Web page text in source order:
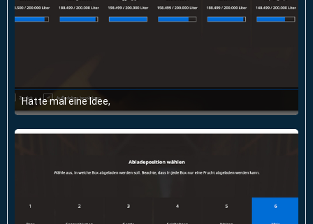
Hatte mal eine Idee,
6. Juni 2020 um 20:27